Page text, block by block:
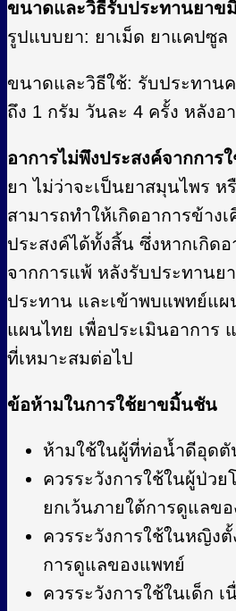
ขนาดและวิธีรับประทานยาข
รูปแบบยา: ยาเม็ด ยาแคปซูล
ขนาดและวิธีใช้: รับประทาน
ถึง 1 กรัม วันละ 4 ครั้ง หลัง
อาการไม่พึงประสงค์จากการ
ยา ไม่ว่าจะเป็นยาสมุนไพร
สามารถทำให้เกิดอาการข้าง
ประสงค์ได้ทั้งสิ้น ซึ่งหากเกิด
จากการแพ้ หลังรับประทาน
ประทาน และเข้าพบแพทย์แ
แผนไทย เพื่อประเมินอาการ
ที่เหมาะสมต่อไป
ข้อห้ามในการใช้ยาขมิ้นชัน
ห้ามใช้ในผู้ที่ท่อน้ำดีอุดตั
ควรระวังการใช้ในผู้ป่ว
ยกเว้นภายใต้การดูแลข
ควรระวังการใช้ในหญิง
การดูแลของแพทย์
ควรระวังการใช้ในเด็ก